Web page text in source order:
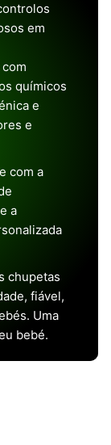
em
químicos
e
e
com a
a
chupetas
fiável,
Uma
bebé.